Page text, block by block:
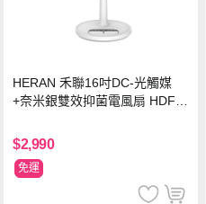
HERAN 禾聯16吋DC-光觸媒
+奈米銀雙效抑菌電風扇 HDF-1
$2,990
免運